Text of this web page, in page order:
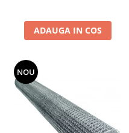
ADAUGA IN COS
NOU